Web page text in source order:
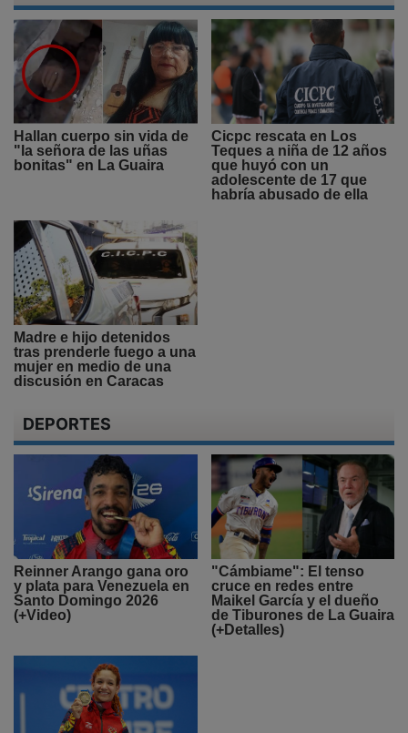
Hallan cuerpo sin vida de
"la señora de las uñas
bonitas" en La Guaira
Cicpc rescata en Los
Teques a niña de 12 años
que huyó con un
adolescente de 17 que
habría abusado de ella
Madre e hijo detenidos
tras prenderle fuego a una
mujer en medio de una
discusión en Caracas
DEPORTES
Reinner Arango gana oro
y plata para Venezuela en
Santo Domingo 2026
(+Video)
"Cámbiame": El tenso
cruce en redes entre
Maikel García y el dueño
de Tiburones de La Guaira
(+Detalles)